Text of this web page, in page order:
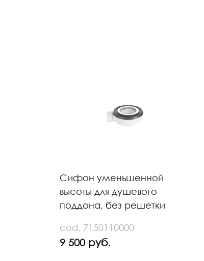
Сифон уменьшенной
высоты для душевого
поддона, без решетки
cod. 7150110000
9 500 руб.